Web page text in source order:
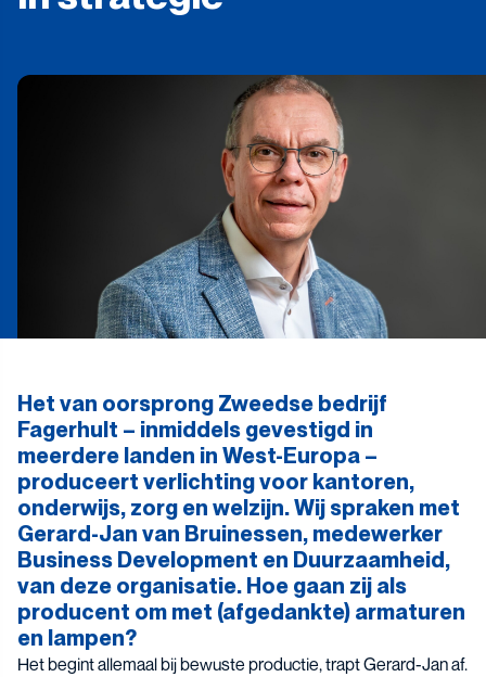
Het van oorsprong Zweedse bedrijf
Fagerhult – inmiddels gevestigd in
meerdere landen in West-Europa –
produceert verlichting voor kantoren,
onderwijs, zorg en welzijn. Wij spraken met
Gerard-Jan van Bruinessen, medewerker
Business Development en Duurzaamheid,
van deze organisatie. Hoe gaan zij als
producent om met (afgedankte) armaturen
en lampen?
Het begint allemaal bij bewuste productie, trapt Gerard-Jan af.